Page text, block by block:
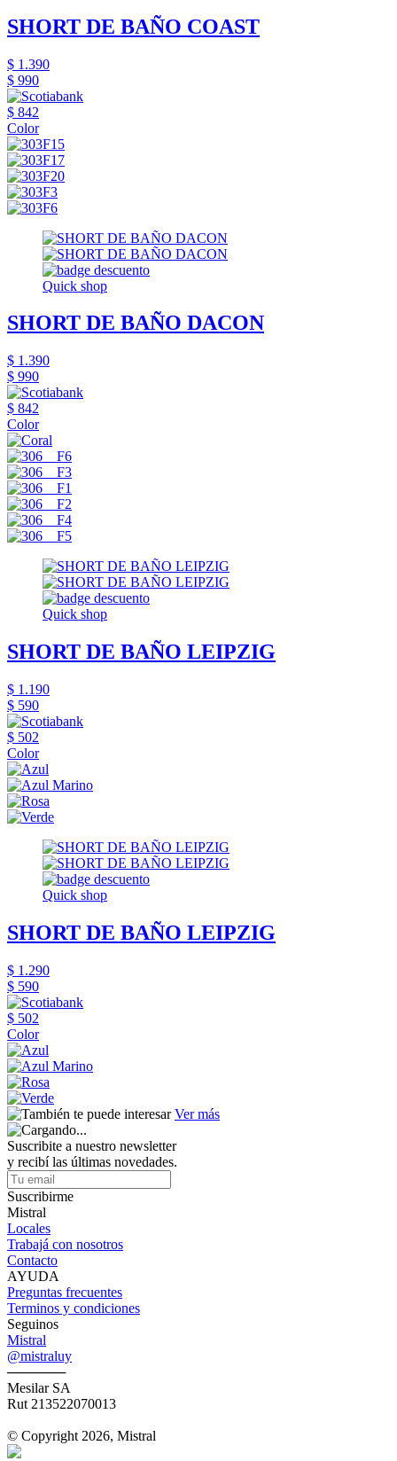
SHORT DE BAÑO COAST
$ 1.390
$ 990
$ 842
Color
Quick shop
SHORT DE BAÑO DACON
$ 1.390
$ 990
$ 842
Color
Quick shop
SHORT DE BAÑO LEIPZIG
$ 1.190
$ 590
$ 502
Color
Quick shop
SHORT DE BAÑO LEIPZIG
$ 1.290
$ 590
$ 502
Color
Ver más
Suscribite a nuestro newsletter
y recibí las últimas novedades.
Suscribirme
Mistral
Locales
Trabajá con nosotros
Contacto
AYUDA
Preguntas frecuentes
Terminos y condiciones
Seguinos
Mistral
@mistraluy
──────
Mesilar SA
Rut 213522070013
© Copyright 2026, Mistral